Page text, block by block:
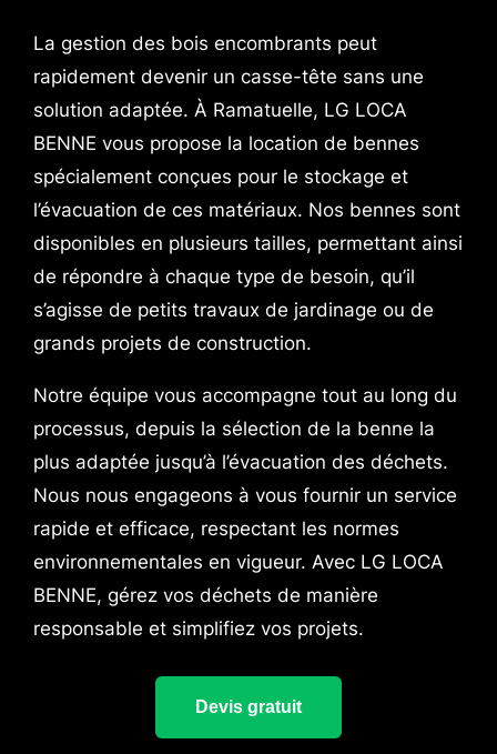
La gestion des bois encombrants peut
rapidement devenir un casse-tête sans une
solution adaptée. À Ramatuelle, LG LOCA
BENNE vous propose la location de bennes
spécialement conçues pour le stockage et
l’évacuation de ces matériaux. Nos bennes sont
disponibles en plusieurs tailles, permettant ainsi
de répondre à chaque type de besoin, qu’il
s’agisse de petits travaux de jardinage ou de
grands projets de construction.
Notre équipe vous accompagne tout au long du
processus, depuis la sélection de la benne la
plus adaptée jusqu’à l’évacuation des déchets.
Nous nous engageons à vous fournir un service
rapide et efficace, respectant les normes
environnementales en vigueur. Avec LG LOCA
BENNE, gérez vos déchets de manière
responsable et simplifiez vos projets.
Devis gratuit